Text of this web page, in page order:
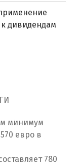
дивидендам
минимум
евро в
780